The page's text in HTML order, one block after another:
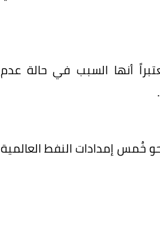
أنها السبب في حالة عدم
خُمس إمدادات النفط العالمية